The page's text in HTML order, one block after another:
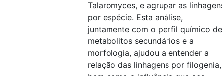
Talaromyces, e agrupar as
por espécie. Esta análise,
juntamente com o perfil químico de
metabolitos secundários e a
morfologia, ajudou a entender a
relação das linhagens por filogenia,